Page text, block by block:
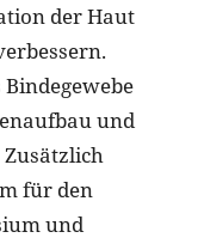
der Haut
und
für den
und